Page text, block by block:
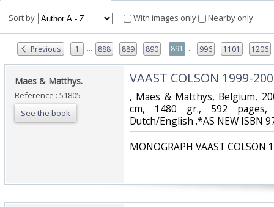
Sort by With images only Nearby only
Previous 1 ... 888 889 890 891 ... 996 1101 1206
‎Maes & Matthys.‎
Reference : 51805
See the book
‎VAAST COLSON 1999-
‎, Maes & Matthys, Belgium,
cm, 1480 gr., 592 pages,
Dutch/English .*AS NEW ISBN
‎MONOGRAPH VAAST COLSON